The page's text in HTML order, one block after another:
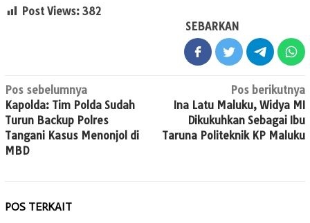
Post Views: 382
SEBARKAN
Navigasi
pos
Pos sebelumnya
Kapolda: Tim Polda Sudah
Turun Backup Polres
Tangani Kasus Menonjol di
MBD
Pos berikutnya
Ina Latu Maluku, Widya MI
Dikukuhkan Sebagai Ibu
Taruna Politeknik KP Maluku
POS TERKAIT